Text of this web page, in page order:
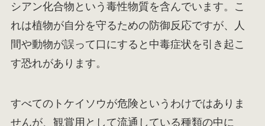
シアン化合物という毒性物質を含んでいます。こ
れは植物が自分を守るための防御反応ですが、人
間や動物が誤って口にすると中毒症状を引き起こ
す恐れがあります。
すべてのトケイソウが危険というわけではありま
せんが、観賞用として流通している種類の中に